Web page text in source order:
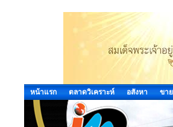
หน้าแรก ตลาดวิเคราะห์ อสังหา ขา